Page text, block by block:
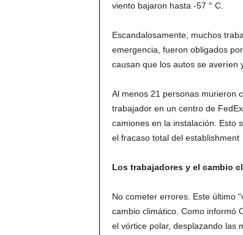
viento bajaron hasta -57 ° C.
Escandalosamente, muchos
emergencia, fueron obligados
causan que los autos se averíen
Al menos 21 personas murieron
trabajador en un centro de
camiones en la instalación. Esto
el fracaso total del
Los trabajadores y el cambio
No cometer errores. Este último
cambio climático. Como informó
el vórtice polar, desplazando las